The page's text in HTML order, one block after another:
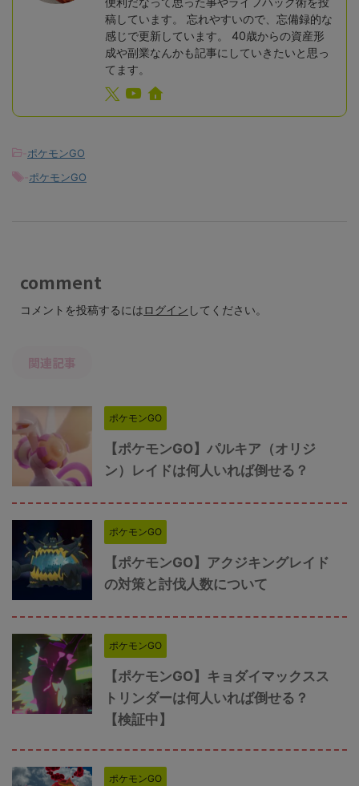
稿しています。 忘れやすいので、忘備録的な
感じで更新しています。 40歳からの資産形
成や副業なんかも記事にしていきたいと思っ
てます。
ポケモンGO
ポケモンGO
comment
コメントを投稿するにはログイン してください。
関連記事
ポケモンGO
【ポケモンGO】パルキア（オリジ
ン）レイドは何人いれば倒せる？
ポケモンGO
【ポケモンGO】アクジキングレイド
の対策と討伐人数について
ポケモンGO
【ポケモンGO】キョダイマックスス
トリンダーは何人いれば倒せる？
【検証中】
ポケモンGO